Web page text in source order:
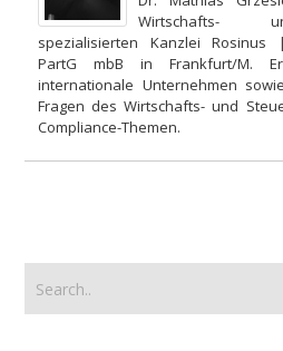
Wirtschafts-
spezialisierten Kanzlei Rosinus
PartG mbB in Frankfurt/M.
internationale Unternehmen
Fragen des Wirtschafts- und
Compliance-Themen.